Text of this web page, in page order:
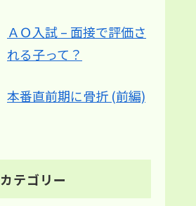
ＡＯ入試 – 面接で評価さ
れる子って？
本番直前期に骨折 (前編)
カテゴリー